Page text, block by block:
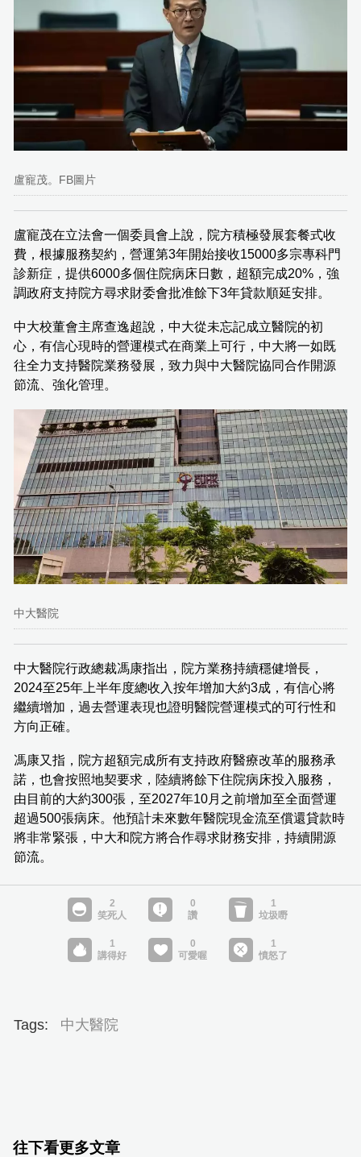
盧寵茂。FB圖片
盧寵茂在立法會一個委員會上說，院方積極發展套餐式收
費，根據服務契約，營運第3年開始接收15000多宗專科門
診新症，提供6000多個住院病床日數，超額完成20%，強
調政府支持院方尋求財委會批准餘下3年貸款順延安排。
中大校董會主席查逸超說，中大從未忘記成立醫院的初
心，有信心現時的營運模式在商業上可行，中大將一如既
往全力支持醫院業務發展，致力與中大醫院協同合作開源
節流、強化管理。
中大醫院
中大醫院行政總裁馮康指出，院方業務持續穩健增長，
2024至25年上半年度總收入按年增加大約3成，有信心將
繼續增加，過去營運表現也證明醫院營運模式的可行性和
方向正確。
馮康又指，院方超額完成所有支持政府醫療改革的服務承
諾，也會按照地契要求，陸續將餘下住院病床投入服務，
由目前的大約300張，至2027年10月之前增加至全面營運
超過500張病床。他預計未來數年醫院現金流至償還貸款時
將非常緊張，中大和院方將合作尋求財務安排，持續開源
節流。
Tags: 中大醫院
往下看更多文章